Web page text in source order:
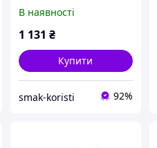
В наявності
1 131 ₴
Купити
smak-koristi 92%